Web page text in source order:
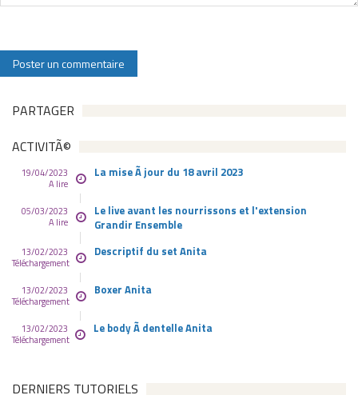
PARTAGER
ACTIVITÃ©
19/04/2023
A lire
La mise Ã jour du 18 avril 2023
05/03/2023
A lire
Le live avant les nourrissons et l'extension
Grandir Ensemble
13/02/2023
Téléchargement
Descriptif du set Anita
13/02/2023
Téléchargement
Boxer Anita
13/02/2023
Téléchargement
Le body Ã dentelle Anita
DERNIERS TUTORIELS